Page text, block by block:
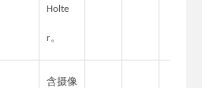
Holte
r。
含摄像